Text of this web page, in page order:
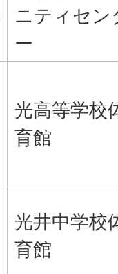
ニティセン
ー
光高等学校
育館
光井中学校
育館